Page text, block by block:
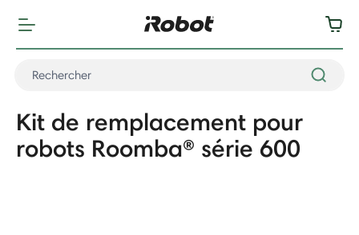
Kit de remplacement pour
robots Roomba® série 600